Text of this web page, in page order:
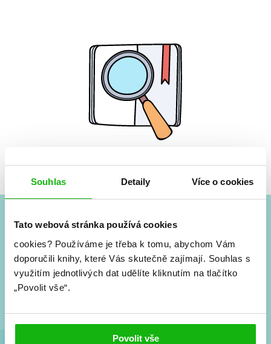
Souhlas Detaily Více o cookies
Tato webová stránka používá cookies
cookies? Používáme je třeba k tomu, abychom Vám
doporučili knihy, které Vás skutečně zajímají. Souhlas s
využitím jednotlivých dat udělíte kliknutím na tlačítko
„Povolit vše“.
Povolit vše
Žádné knihy nenalezeny.
#HumbookNews
Vše kolem #youngadult každý měsíc rovnou do mailu!
Nové knihy, co se chystá, kvízy, soutěže, autoři, filmové